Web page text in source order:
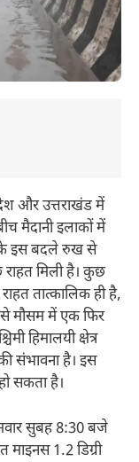
और उत्तराखंड में
मैदानी इलाकों में
के इस बदले रुख से
मिली है। कुछ
तात्कालिक ही है,
से मौसम में एक फिर
हिमालयी क्षेत्र
संभावना है। इस
सकता है।
सुबह 8:30 बजे
1.2 डिग्री